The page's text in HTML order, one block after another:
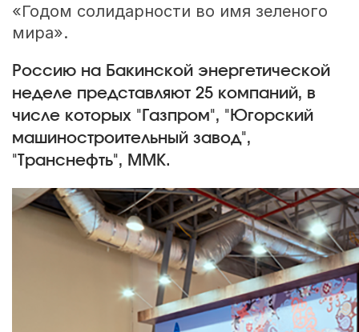
«Годом солидарности во имя зеленого
мира».
Россию на Бакинской энергетической
неделе представляют 25 компаний, в
числе которых "Газпром", "Югорский
машиностроительный завод",
"Транснефть", ММК.